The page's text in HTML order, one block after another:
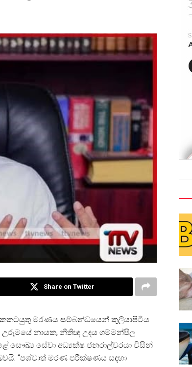
Share on Twitter
මරණය සම්බන්ධයෙන් කුලියාපිටිය
උරුමයේ නායක, නීතිඥ උදය ගම්මන්පිල
සෞඛ් ය සේවා අධ්යක්ෂ ජනරාල්වරයා විසින්
“පශ්චාත් මරණ පරීක්ෂණය සඳහා